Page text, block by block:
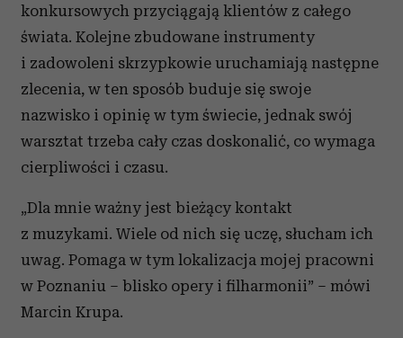
konkursowych przyciągają klientów z całego
świata. Kolejne zbudowane instrumenty
i zadowoleni skrzypkowie uruchamiają następne
zlecenia, w ten sposób buduje się swoje
nazwisko i opinię w tym świecie, jednak swój
warsztat trzeba cały czas doskonalić, co wymaga
cierpliwości i czasu.
„Dla mnie ważny jest bieżący kontakt
z muzykami. Wiele od nich się uczę, słucham ich
uwag. Pomaga w tym lokalizacja mojej pracowni
w Poznaniu – blisko opery i filharmonii” – mówi
Marcin Krupa.